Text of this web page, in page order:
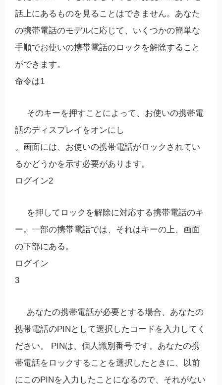
話上にあるものを見ることはできません。あなた
の携帯電話のモデルに応じて、いくつかの簡単な
手順でお使いの携帯電話のロックを解除すること
ができます。
命令は1
そのキーを押すことによって、お使いの携帯電
話のディスプレイをオンにし
。画面には、お使いの携帯電話がロックされてい
るかどうかを示す必要があります。
ログイン2
を押してロックを解除に対応する携帯電話のキ
ー。一部の携帯電話では、それはキーの上、画面
の下部にある。
ログイン
3
あなたの携帯電話が必要とする場合、あなたの
携帯電話のPINとして選択したコードを入力してく
ださい。 PINは、個人識別番号です。あなたの携
帯電話をロックすることを選択したときに、以前
にこのPINを入力したことになるので、それがない